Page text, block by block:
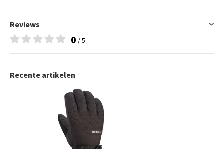
Reviews
0 / 5
Recente artikelen